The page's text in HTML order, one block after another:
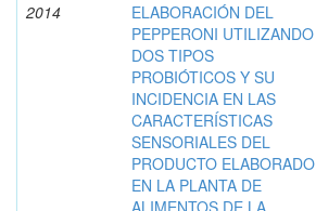
2014
ELABORACIÓN DEL
PEPPERONI UTILIZANDO
DOS TIPOS
PROBIÓTICOS Y SU
INCIDENCIA EN LAS
CARACTERÍSTICAS
SENSORIALES DEL
PRODUCTO ELABORADO
EN LA PLANTA DE
ALIMENTOS DE LA